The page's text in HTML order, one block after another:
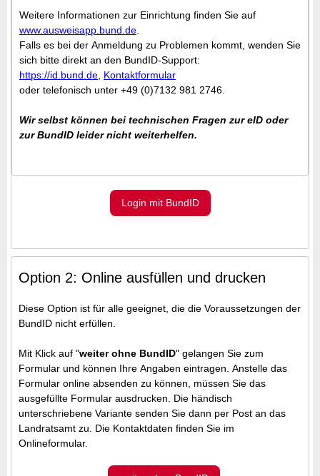
Weitere Informationen zur Einrichtung finden Sie auf
www.ausweisapp.bund.de
Falls es bei der Anmeldung zu Problemen kommt, wenden Sie
sich bitte direkt an den BundID-Support:
https://id.bund.de Kontaktformular
oder telefonisch unter +49 (0)7132 981 2746.
Wir selbst können bei technischen Fragen zur eID oder
zur BundID leider nicht weiterhelfen.
Login mit BundID
Option 2: Online ausfüllen und drucken
Diese Option ist für alle geeignet, die die Voraussetzungen der
BundID nicht erfüllen.
Mit Klick auf "weiter ohne BundID" gelangen Sie zum
Formular und können Ihre Angaben eintragen. Anstelle das
Formular online absenden zu können, müssen Sie das
ausgefüllte Formular ausdrucken. Die händisch
unterschriebene Variante senden Sie dann per Post an das
Landratsamt zu. Die Kontaktdaten finden Sie im
Onlineformular.